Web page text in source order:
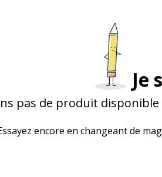
Je
pas de produit
encore en changeant de